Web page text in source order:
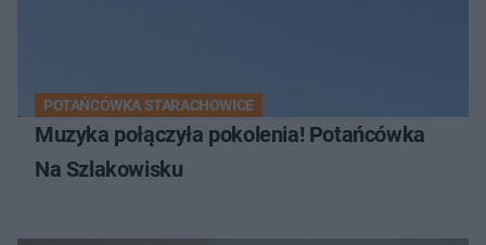
POTAŃCÓWKA STARACHOWICE
Muzyka połączyła pokolenia! Potańcówka
Na Szlakowisku